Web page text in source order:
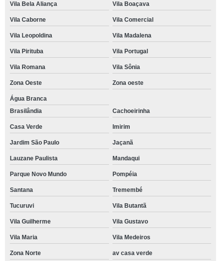
Vila Bela Aliança Vila Boaçava
Vila Caborne Vila Comercial
Vila Leopoldina Vila Madalena
Vila Pirituba Vila Portugal
Vila Romana Vila Sônia
Zona Oeste Zona oeste
Água Branca
Brasilândia
Cachoeirinha
Casa Verde Imirim
Jardim São Paulo Jaçanã
Lauzane Paulista Mandaqui
Parque Novo Mundo Pompéia
Santana Tremembé
Tucuruvi Vila Butantã
Vila Guilherme Vila Gustavo
Vila Maria Vila Medeiros
Zona Norte av casa verde